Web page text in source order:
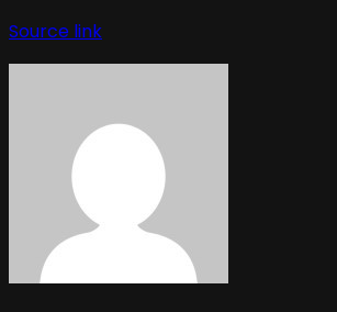
Source link